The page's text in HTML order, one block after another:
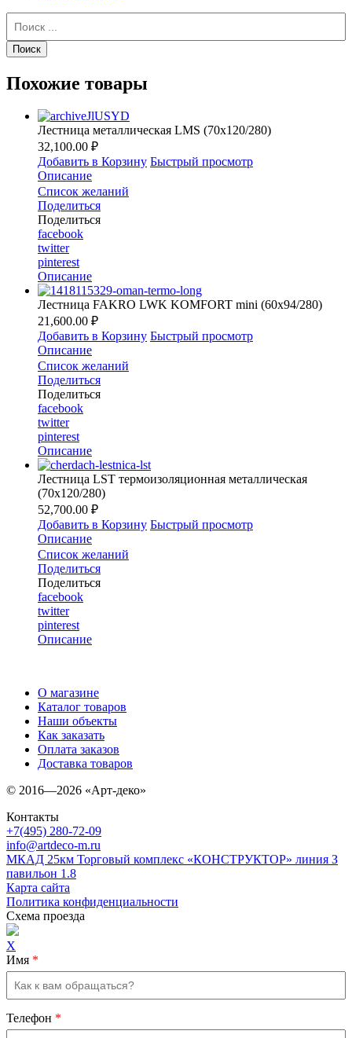
Похожие товары
Лестница металлическая LMS (70х120/280)
32,100.00 ₽
Добавить в Корзину Быстрый просмотр
Описание
Список желаний
Поделиться
Поделиться
facebook
twitter
pinterest
Описание
Лестница FAKRO LWK KOMFORT mini (60х94/280)
21,600.00 ₽
Добавить в Корзину Быстрый просмотр
Описание
Список желаний
Поделиться
Поделиться
facebook
twitter
pinterest
Описание
Лестница LST термоизоляционная металлическая
(70х120/280)
52,700.00 ₽
Добавить в Корзину Быстрый просмотр
Описание
Список желаний
Поделиться
Поделиться
facebook
twitter
pinterest
Описание
О магазине
Каталог товаров
Наши объекты
Как заказать
Оплата заказов
Доставка товаров
© 2016—2026 «Арт-деко»
Контакты
+7(495) 280-72-09
info@artdeco-m.ru
МКАД 25км Торговый комплекс «КОНСТРУКТОР» линия З
павильон 1.8
Карта сайта
Политика конфиденциальности
Схема проезда
X
Имя *
Телефон *